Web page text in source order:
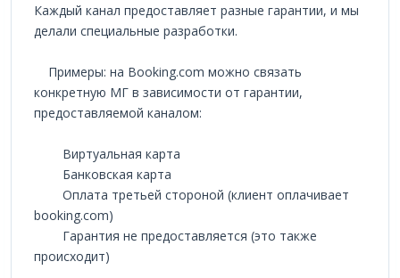
Каждый канал предоставляет разные гарантии, и мы
делали специальные разработки.
Примеры: на Booking.com можно связать
конкретную МГ в зависимости от гарантии,
предоставляемой каналом:
Виртуальная карта
Банковская карта
Оплата третьей стороной (клиент оплачивает
booking.com)
Гарантия не предоставляется (это также
происходит)